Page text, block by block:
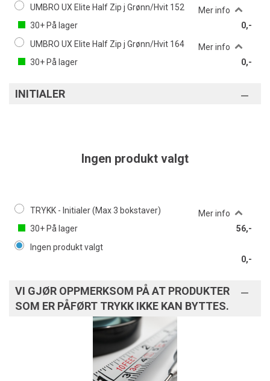
UMBRO UX Elite Half Zip j Grønn/Hvit 152
Mer info
30+ På lager
0,-
UMBRO UX Elite Half Zip j Grønn/Hvit 164
Mer info
30+ På lager 0,-
INITIALER
Ingen produkt valgt
TRYKK - Initialer (Max 3 bokstaver)
Mer info
30+ På lager
56,-
Ingen produkt valgt
0,-
VI GJØR OPPMERKSOM PÅ AT PRODUKTER
SOM ER PÅFØRT TRYKK IKKE KAN BYTTES.